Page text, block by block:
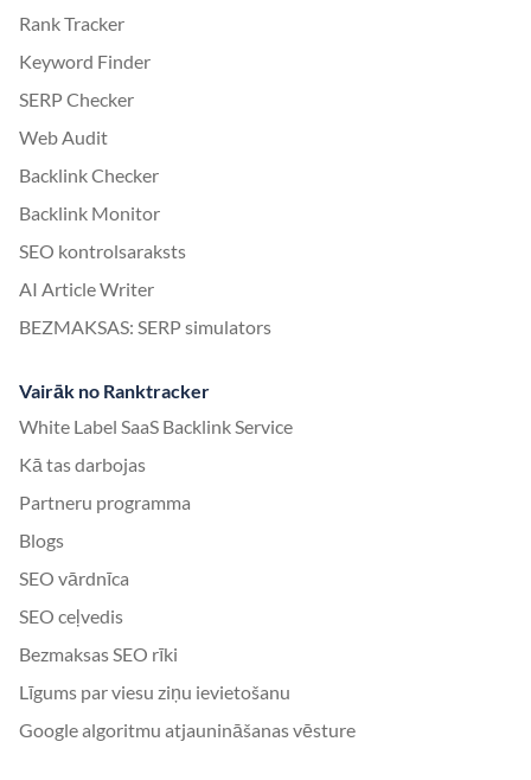
Rank Tracker
Keyword Finder
SERP Checker
Web Audit
Backlink Checker
Backlink Monitor
SEO kontrolsaraksts
AI Article Writer
BEZMAKSAS: SERP simulators
Vairāk no Ranktracker
White Label SaaS Backlink Service
Kā tas darbojas
Partneru programma
Blogs
SEO vārdnīca
SEO ceļvedis
Bezmaksas SEO rīki
Līgums par viesu ziņu ievietošanu
Google algoritmu atjaunināšanas vēsture